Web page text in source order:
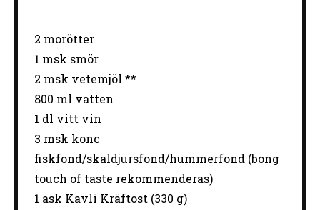
2 morötter
1 msk smör
2 msk vetemjöl **
800 ml vatten
1 dl vitt vin
3 msk konc
fiskfond/skaldjursfond/hummerfond (bong
touch of taste rekommenderas)
1 ask Kavli Kräftost (330 g)